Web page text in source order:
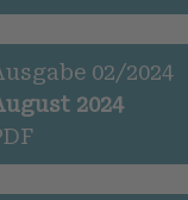
02/2024
2024